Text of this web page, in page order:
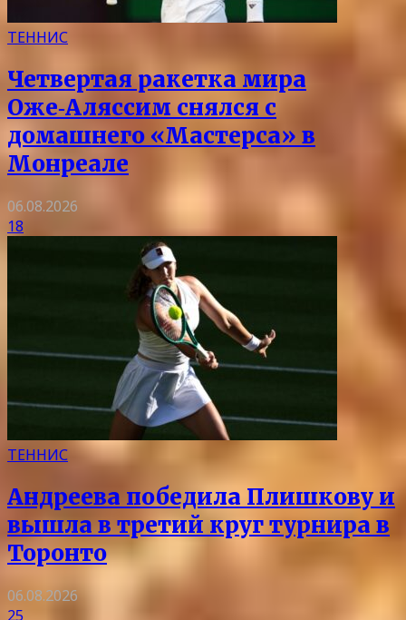
ТЕННИС
Четвертая ракетка мира
Оже‑Аляссим снялся с
домашнего «Мастерса» в
Монреале
06.08.2026
18
ТЕННИС
Андреева победила Плишкову и
вышла в третий круг турнира в
Торонто
06.08.2026
25